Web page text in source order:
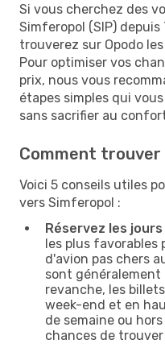
Si vous cherchez des
Simferopol (SIP)
trouverez sur Opodo
Pour optimiser vos
prix, nous vous
étapes simples qui
sans sacrifier au
Comment trouver
Voici 5 conseils utiles
vers Simferopol :
Réservez les
les plus favorables
d'avion pas chers
sont généralement
revanche, les
week-end et en
de semaine ou
chances de